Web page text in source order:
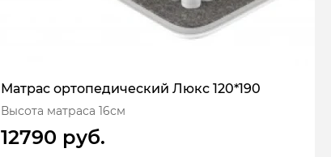
Матрас ортопедический Люкс 120*190
Высота матраса 16см
12790 руб.